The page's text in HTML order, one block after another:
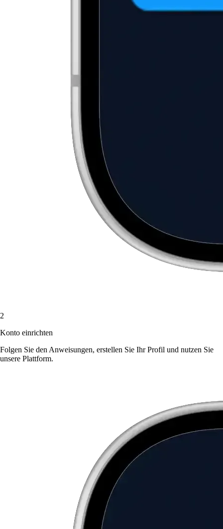
2
Konto einrichten
Folgen Sie den Anweisungen, erstellen Sie Ihr Profil und nutzen Sie
unsere Plattform.